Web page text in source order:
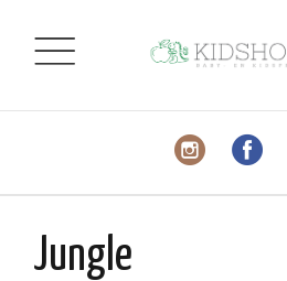
Jungle